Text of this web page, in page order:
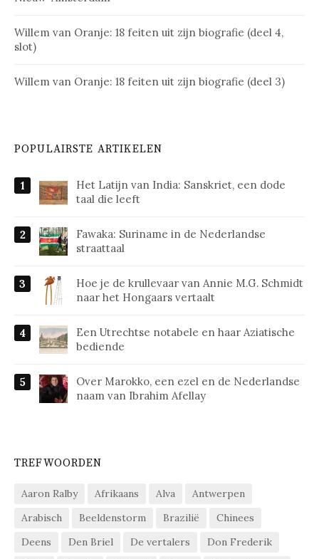
Willem van Oranje: 18 feiten uit zijn biografie (deel 4,
slot)
Willem van Oranje: 18 feiten uit zijn biografie (deel 3)
POPULAIRSTE ARTIKELEN
Het Latijn van India: Sanskriet, een dode
taal die leeft
Fawaka: Suriname in de Nederlandse
straattaal
Hoe je de krullevaar van Annie M.G. Schmidt
naar het Hongaars vertaalt
Een Utrechtse notabele en haar Aziatische
bediende
Over Marokko, een ezel en de Nederlandse
naam van Ibrahim Afellay
TREFWOORDEN
Aaron Ralby Afrikaans Alva
Antwerpen
Arabisch
Beeldenstorm Brazilië
Chinees
Deens
Den Briel De vertalers
Don Frederik